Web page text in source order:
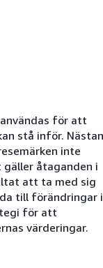
för att
stå inför. Nästan
inte
åtaganden i
att ta med sig
till förändringar i
för att
värderingar.